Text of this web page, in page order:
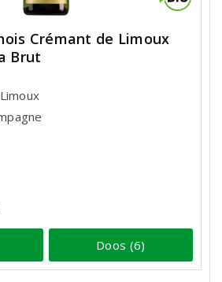
Crémant de Limoux
Brut
Doos (6)